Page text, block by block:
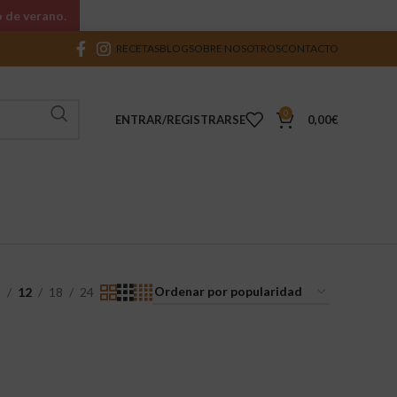
RECETASBLOGSOBRE NOSOTROSCONTACTO
ENTRAR/REGISTRARSE 0 0,00€
12 18 24
verano.